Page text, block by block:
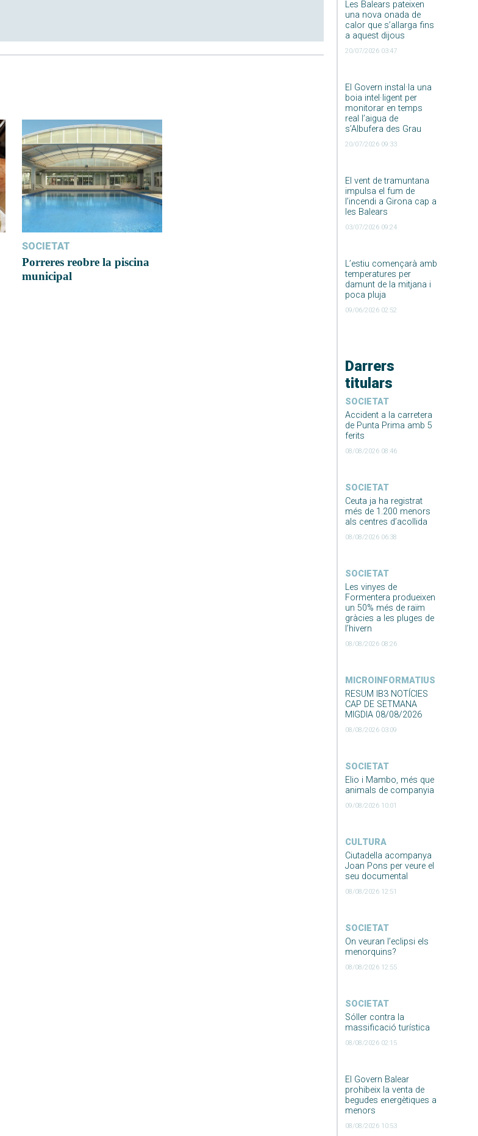
Les Balears pateixen
una nova onada de
calor que s’allarga fins
a aquest dijous
20/07/2026 03:47
El Govern instal·la una
boia intel·ligent per
monitorar en temps
real l’aigua de
s’Albufera des Grau
20/07/2026 09:33
El vent de tramuntana
impulsa el fum de
l’incendi a Girona cap a
les Balears
03/07/2026 09:24
L’estiu començarà amb
temperatures per
damunt de la mitjana i
poca pluja
09/06/2026 02:52
Darrers
titulars
SOCIETAT
Accident a la carretera
de Punta Prima amb 5
ferits
08/08/2026 08:46
SOCIETAT
Ceuta ja ha registrat
més de 1.200 menors
als centres d’acollida
08/08/2026 06:38
SOCIETAT
Les vinyes de
Formentera produeixen
un 50% més de raïm
gràcies a les pluges de
l’hivern
08/08/2026 08:26
MICROINFORMATIUS
RESUM IB3 NOTÍCIES
CAP DE SETMANA
MIGDIA 08/08/2026
08/08/2026 03:09
SOCIETAT
Elio i Mambo, més que
animals de companyia
09/08/2026 10:01
CULTURA
Ciutadella acompanya
Joan Pons per veure el
seu documental
08/08/2026 12:51
SOCIETAT
On veuran l’eclipsi els
menorquins?
08/08/2026 12:55
SOCIETAT
Sóller contra la
massificació turística
08/08/2026 02:15
El Govern Balear
prohibeix la venta de
begudes energètiques a
menors
08/08/2026 10:53
SOCIETAT
Porreres reobre la piscina
municipal